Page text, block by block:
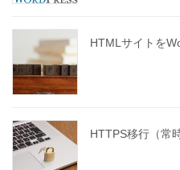
HTMLサイトを
HTTPS移行（常